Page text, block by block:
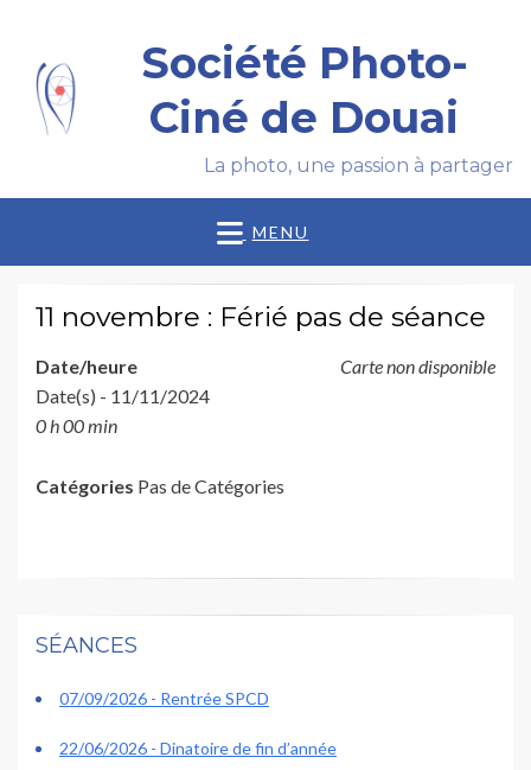
Société Photo-
Ciné de Douai
La photo, une passion à partager
MENU
11 novembre : Férié pas de séance
Carte non disponible
Date/heure
Date(s) - 11/11/2024
0 h 00 min
Catégories Pas de Catégories
SÉANCES
07/09/2026 - Rentrée SPCD
22/06/2026 - Dinatoire de fin d’année